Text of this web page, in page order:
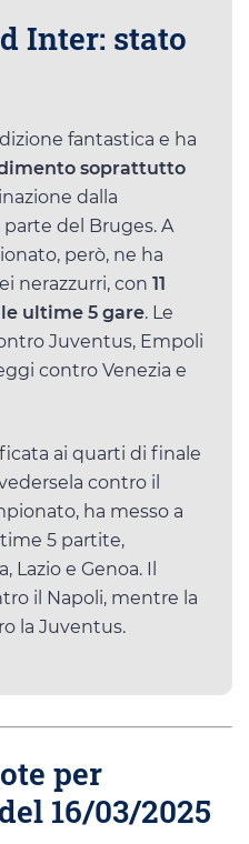
Inter: stato
fantastica e ha
soprattutto
dalla
del Bruges. A
però, ne ha
nerazzurri, con 11
ultime 5 gare. Le
Juventus, Empoli
contro Venezia e
ai quarti di finale
contro il
ha messo a
5 partite,
e Genoa. Il
il Napoli, mentre la
la Juventus.
per
16/03/2025